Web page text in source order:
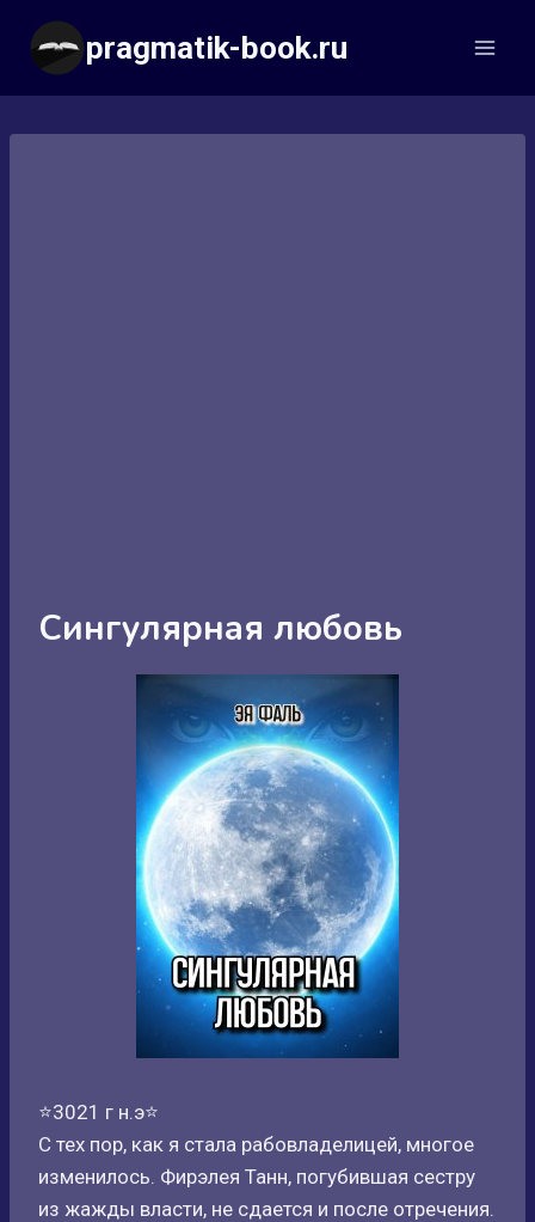
Перейти
содержимому
pragmatik-book.ru
Сингулярная любовь
⭐3021 г н.э⭐
С тех пор, как я стала рабовладелицей, многое
изменилось. Фирэлея Танн, погубившая сестру
из жажды власти, не сдается и после отречения.